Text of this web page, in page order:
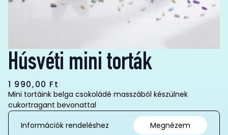
Húsvéti mini torták
1 990,00 Ft
Mini tortáink belga csokoládé masszából készülnek
cukortragant bevonattal
Információk rendeléshez
Megnézem